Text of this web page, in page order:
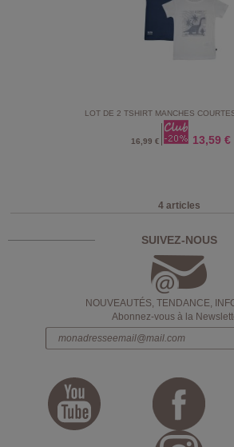
LOT DE 2 TSHIRT MANCHES
16,99 € 13,59 €
4 articles
SUIVEZ-NOUS
NOUVEAUTÉS, TENDANCE,
Abonnez-vous à la